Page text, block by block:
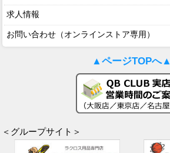
求人情報
お問い合わせ（オンラインストア専用）
▲ページTOPへ▲
＜グループサイト＞